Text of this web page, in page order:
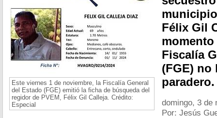
Este viernes 1 de noviembre, la Fiscalía General
del Estado (FGE) emitió la ficha de búsqueda del
regidor de PVEM, Félix Gil Calleja. Crédito:
Especial
Félix Gil
Fiscalía
(FGE) no
paradero.
domingo, 3 de
Por: Jesús